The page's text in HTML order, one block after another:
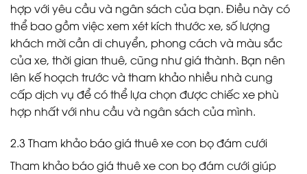
hợp với yêu cầu và ngân sách của bạn. Điều này có
thể bao gồm việc xem xét kích thước xe, số lượng
khách mời cần di chuyển, phong cách và màu sắc
của xe, thời gian thuê, cũng như giá thành. Bạn nên
lên kế hoạch trước và tham khảo nhiều nhà cung
cấp dịch vụ để có thể lựa chọn được chiếc xe phù
hợp nhất với nhu cầu và ngân sách của mình.
2.3 Tham khảo báo giá thuê xe con bọ đám cưới
Tham khảo báo giá thuê xe con bọ đám cưới giúp